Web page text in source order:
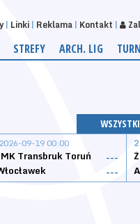
Linki Reklama Kontakt
STREFY ARCH. LIG
09-19 00:00
Transbruk Toruń
---
---